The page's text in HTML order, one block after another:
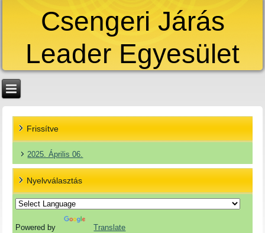
Csengeri Járás
Leader Egyesület
Frissítve
2025. Április 06.
Nyelvválasztás
Powered by Translate